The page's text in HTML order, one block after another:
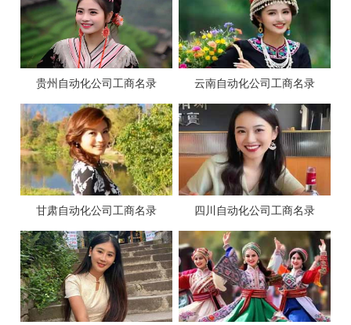
贵州自动化公司工商名录 云南自动化公司工商名录
甘肃自动化公司工商名录 四川自动化公司工商名录